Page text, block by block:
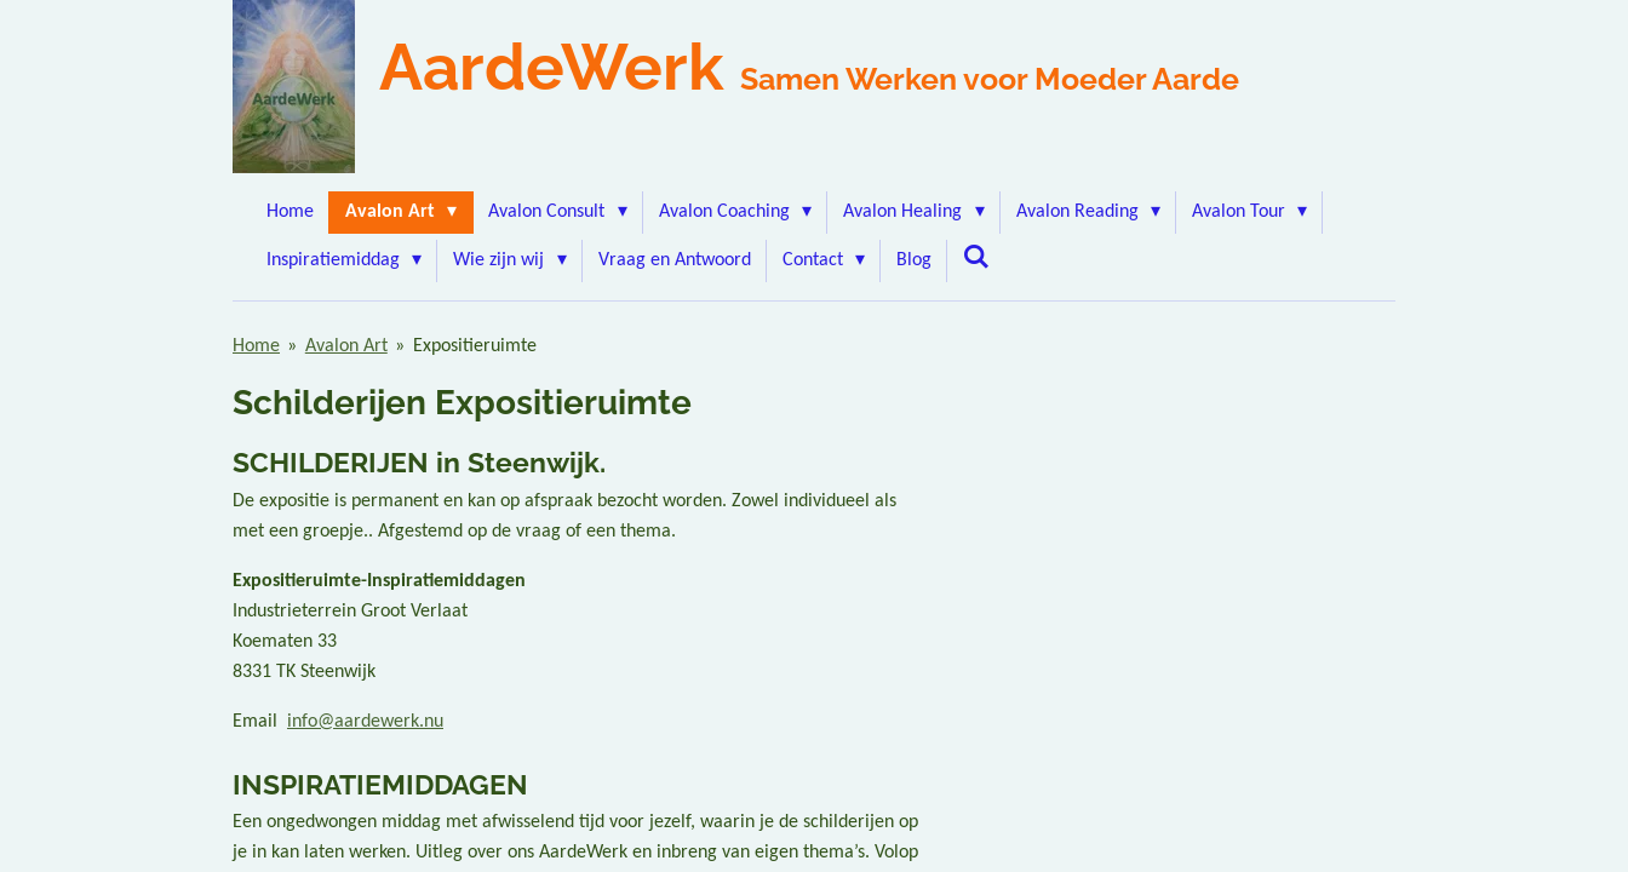
AardeWerk Samen Werken voor Moeder Aarde
Home Avalon Art Avalon Consult Avalon Coaching Avalon Healing Avalon Reading Avalon Tour
Inspiratiemiddag Wie zijn wij Vraag en Antwoord Contact Blog
Home » Avalon Art » Expositieruimte
Schilderijen Expositieruimte
SCHILDERIJEN in Steenwijk.
De expositie is permanent en kan op afspraak bezocht worden. Zowel individueel als
met een groepje.. Afgestemd op de vraag of een thema.
Expositieruimte-Inspiratiemiddagen
Industrieterrein Groot Verlaat
Koematen 33
8331 TK Steenwijk
Email info@aardewerk.nu
INSPIRATIEMIDDAGEN
Een ongedwongen middag met afwisselend tijd voor jezelf, waarin je de schilderijen op
je in kan laten werken. Uitleg over ons AardeWerk en inbreng van eigen thema’s. Volop